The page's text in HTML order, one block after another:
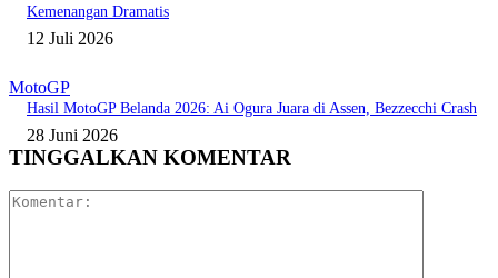
Kemenangan Dramatis
12 Juli 2026
MotoGP
Hasil MotoGP Belanda 2026: Ai Ogura Juara di Assen, Bezzecchi Crash
28 Juni 2026
TINGGALKAN KOMENTAR